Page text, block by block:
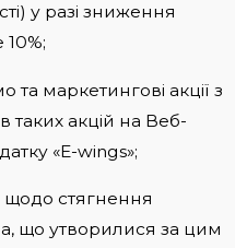
у разі зниження
та маркетингові акції з
таких акцій на Веб-
«E-wings»;
щодо стягнення
що утворилися за цим